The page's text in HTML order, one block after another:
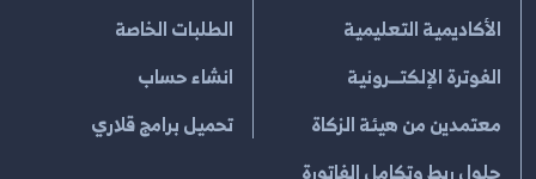
الأكاديمية التعليمية
الفوترة الإلكتــرونية
معتمدين من هيئة الزكاة
حلول ربط وتكامل الفاتورة
الطلبات الخاصة
انشاء حساب
تحميل برامج قلاري